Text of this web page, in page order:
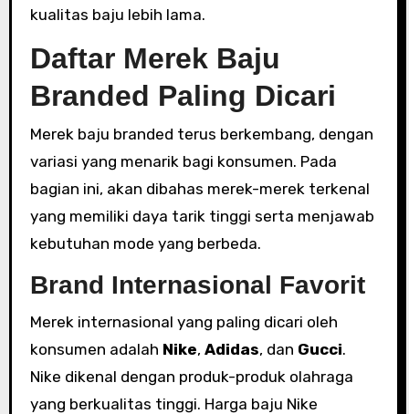
kualitas baju lebih lama.
Daftar Merek Baju
Branded Paling Dicari
Merek baju branded terus berkembang, dengan
variasi yang menarik bagi konsumen. Pada
bagian ini, akan dibahas merek-merek terkenal
yang memiliki daya tarik tinggi serta menjawab
kebutuhan mode yang berbeda.
Brand Internasional Favorit
Merek internasional yang paling dicari oleh
konsumen adalah Nike, Adidas, dan Gucci.
Nike dikenal dengan produk-produk olahraga
yang berkualitas tinggi. Harga baju Nike